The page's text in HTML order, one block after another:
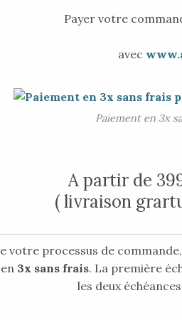
Payer votre
avec
Paiement en 3x
A partir de
( livraison
votre processus de
3x sans frais. La première
les deux